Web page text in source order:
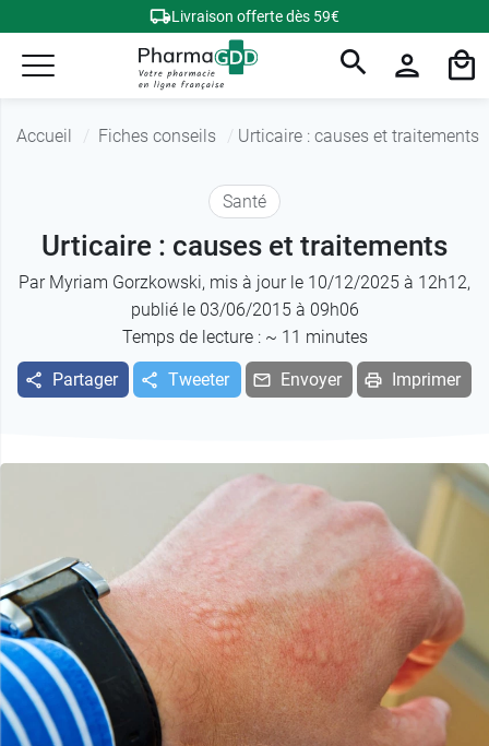
Livraison offerte dès 59€
Accueil Fiches conseils Urticaire : causes et traitements
Santé
Urticaire : causes et traitements
Par Myriam Gorzkowski, mis à jour le 10/12/2025 à 12h12,
publié le 03/06/2015 à 09h06
Temps de lecture : ~ 11 minutes
Partager Tweeter Envoyer Imprimer